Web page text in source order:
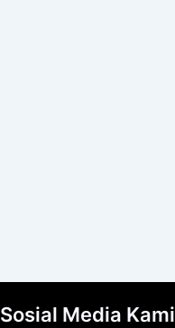
Sosial Media Kami